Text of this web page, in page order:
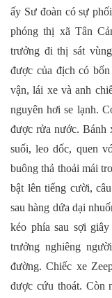
ấy Sư đoàn có sự
phóng thị xã Tân
trưởng đi thị sát
được của địch có
vận, lái xe và anh
nguyên hơi se lạnh.
được rửa nước. Bánh
suối, leo dốc, quen
buông thả thoải mái
bật lên tiếng cười,
sau hàng dứa dại
kéo phía sau sợi
trưởng nghiêng
đường. Chiếc xe
được cứu thoát. Còn